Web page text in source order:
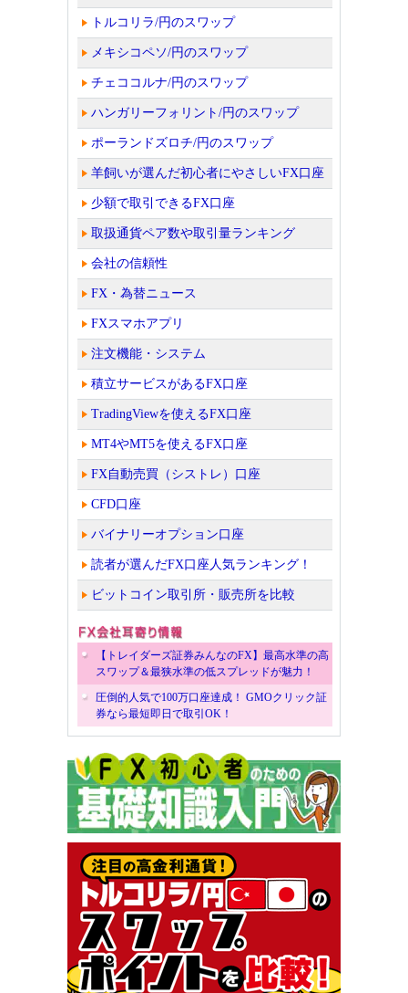
トルコリラ/円のスワップ
メキシコペソ/円のスワップ
チェココルナ/円のスワップ
ハンガリーフォリント/円のスワップ
ポーランドズロチ/円のスワップ
羊飼いが選んだ初心者にやさしいFX口座
少額で取引できるFX口座
取扱通貨ペア数や取引量ランキング
会社の信頼性
FX・為替ニュース
FXスマホアプリ
注文機能・システム
積立サービスがあるFX口座
TradingViewを使えるFX口座
MT4やMT5を使えるFX口座
FX自動売買（シストレ）口座
CFD口座
バイナリーオプション口座
読者が選んだFX口座人気ランキング！
ビットコイン取引所・販売所を比較
【トレイダーズ証券みんなのFX】最高水準の高
スワップ＆最狭水準の低スプレッドが魅力！
圧倒的人気で100万口座達成！ GMOクリック証
券なら最短即日で取引OK！